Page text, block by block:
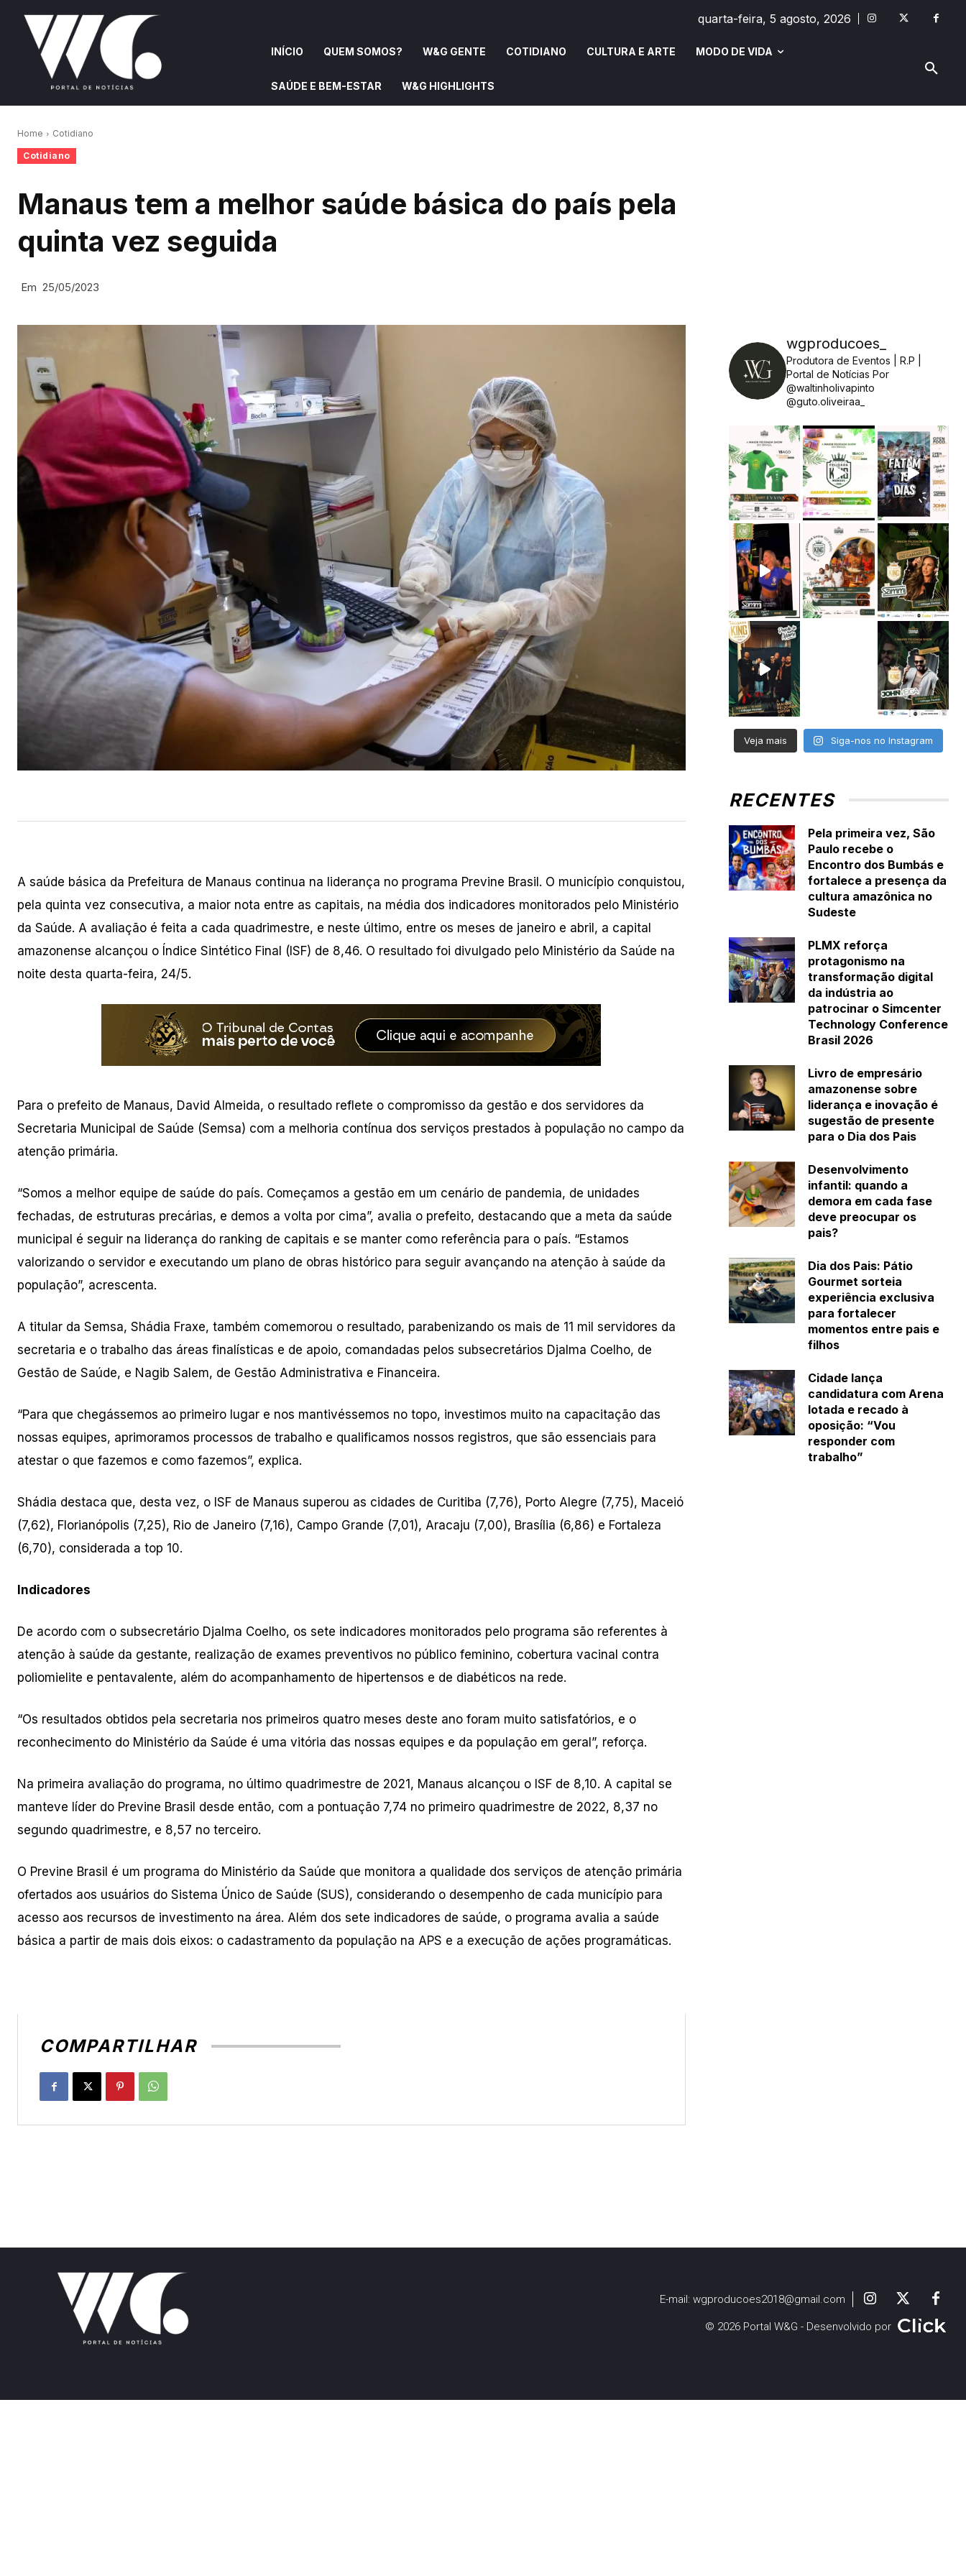
quarta-feira, 5 agosto, 2026
INÍCIO QUEM SOMOS? W&G GENTE COTIDIANO CULTURA E ARTE MODO DE VIDA
SAÚDE E BEM-ESTAR W&G HIGHLIGHTS
Home Cotidiano
Cotidiano
Manaus tem a melhor saúde básica do país pela
quinta vez seguida
Em 25/05/2023
A saúde básica da Prefeitura de Manaus continua na liderança no programa Previne Brasil. O município conquistou,
pela quinta vez consecutiva, a maior nota entre as capitais, na média dos indicadores monitorados pelo Ministério
da Saúde. A avaliação é feita a cada quadrimestre, e neste último, entre os meses de janeiro e abril, a capital
amazonense alcançou o Índice Sintético Final (ISF) de 8,46. O resultado foi divulgado pelo Ministério da Saúde na
noite desta quarta-feira, 24/5.
Para o prefeito de Manaus, David Almeida, o resultado reflete o compromisso da gestão e dos servidores da
Secretaria Municipal de Saúde (Semsa) com a melhoria contínua dos serviços prestados à população no campo da
atenção primária.
“Somos a melhor equipe de saúde do país. Começamos a gestão em um cenário de pandemia, de unidades
fechadas, de estruturas precárias, e demos a volta por cima”, avalia o prefeito, destacando que a meta da saúde
municipal é seguir na liderança do ranking de capitais e se manter como referência para o país. “Estamos
valorizando o servidor e executando um plano de obras histórico para seguir avançando na atenção à saúde da
população”, acrescenta.
A titular da Semsa, Shádia Fraxe, também comemorou o resultado, parabenizando os mais de 11 mil servidores da
secretaria e o trabalho das áreas finalísticas e de apoio, comandadas pelos subsecretários Djalma Coelho, de
Gestão de Saúde, e Nagib Salem, de Gestão Administrativa e Financeira.
“Para que chegássemos ao primeiro lugar e nos mantivéssemos no topo, investimos muito na capacitação das
nossas equipes, aprimoramos processos de trabalho e qualificamos nossos registros, que são essenciais para
atestar o que fazemos e como fazemos”, explica.
Shádia destaca que, desta vez, o ISF de Manaus superou as cidades de Curitiba (7,76), Porto Alegre (7,75), Maceió
(7,62), Florianópolis (7,25), Rio de Janeiro (7,16), Campo Grande (7,01), Aracaju (7,00), Brasília (6,86) e Fortaleza
(6,70), considerada a top 10.
Indicadores
De acordo com o subsecretário Djalma Coelho, os sete indicadores monitorados pelo programa são referentes à
atenção à saúde da gestante, realização de exames preventivos no público feminino, cobertura vacinal contra
poliomielite e pentavalente, além do acompanhamento de hipertensos e de diabéticos na rede.
“Os resultados obtidos pela secretaria nos primeiros quatro meses deste ano foram muito satisfatórios, e o
reconhecimento do Ministério da Saúde é uma vitória das nossas equipes e da população em geral”, reforça.
Na primeira avaliação do programa, no último quadrimestre de 2021, Manaus alcançou o ISF de 8,10. A capital se
manteve líder do Previne Brasil desde então, com a pontuação 7,74 no primeiro quadrimestre de 2022, 8,37 no
segundo quadrimestre, e 8,57 no terceiro.
O Previne Brasil é um programa do Ministério da Saúde que monitora a qualidade dos serviços de atenção primária
ofertados aos usuários do Sistema Único de Saúde (SUS), considerando o desempenho de cada município para
acesso aos recursos de investimento na área. Além dos sete indicadores de saúde, o programa avalia a saúde
básica a partir de mais dois eixos: o cadastramento da população na APS e a execução de ações programáticas.
COMPARTILHAR
wgproducoes_
Produtora de Eventos | R.P |
Portal de Notícias Por
@waltinholivapinto
@guto.oliveiraa_
Veja mais Siga-nos no Instagram
RECENTES
Pela primeira vez, São
Paulo recebe o
Encontro dos Bumbás e
fortalece a presença da
cultura amazônica no
Sudeste
PLMX reforça
protagonismo na
transformação digital
da indústria ao
patrocinar o Simcenter
Technology Conference
Brasil 2026
Livro de empresário
amazonense sobre
liderança e inovação é
sugestão de presente
para o Dia dos Pais
Desenvolvimento
infantil: quando a
demora em cada fase
deve preocupar os
pais?
Dia dos Pais: Pátio
Gourmet sorteia
experiência exclusiva
para fortalecer
momentos entre pais e
filhos
Cidade lança
candidatura com Arena
lotada e recado à
oposição: “Vou
responder com
trabalho”
E-mail: wgproducoes2018@gmail.com
© 2026 Portal W&G - Desenvolvido por